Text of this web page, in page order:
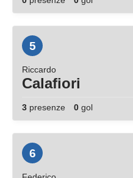
5
Riccardo
Calafiori
3 presenze 0 gol
6